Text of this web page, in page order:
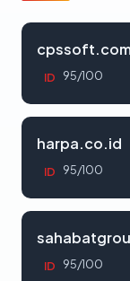
ID 95/100
harpa.co.id
ID 95/100
ID 95/100